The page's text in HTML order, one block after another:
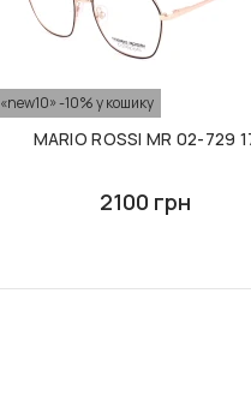
«new10» -10% у кошику
MARIO ROSSI MR 02-729
2100 грн